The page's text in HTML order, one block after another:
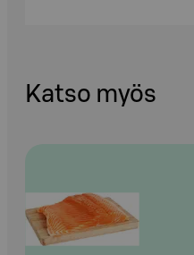
Katso myös